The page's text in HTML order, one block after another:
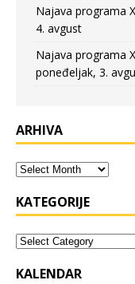
Najava programa
4. avgust
Najava programa
poneđeljak, 3.
ARHIVA
KATEGORIJE
KALENDAR